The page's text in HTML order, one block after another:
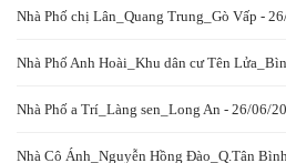
Nhà Phố chị Lân_Quang Trung_Gò Vấp -
Nhà Phố Anh Hoài_Khu dân cư Tên
Nhà Phố a Trí_Làng sen_Long An - 26/06/
Nhà Cô Ánh_Nguyễn Hồng Đào_Q.Tân